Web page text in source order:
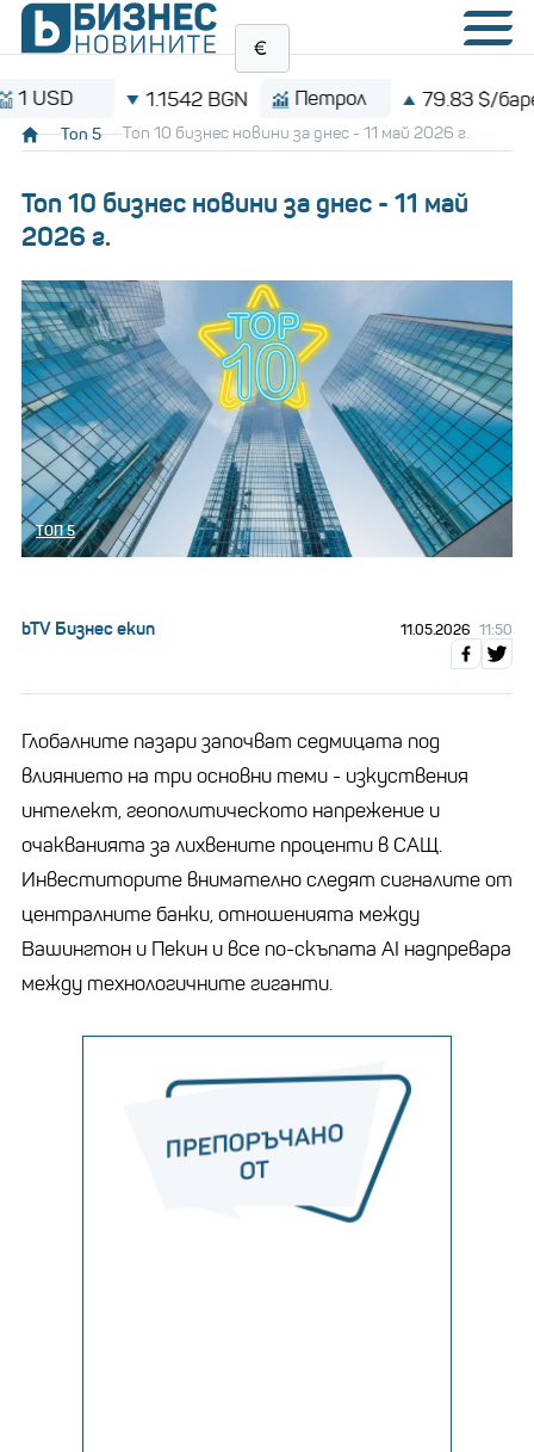
1.1542 BGN Петрол 79.83 $/барел
Топ 5 Топ 10 бизнес новини за днес - 11 май 2026 г.
Топ 10 бизнес новини за днес - 11 май
2026 г.
ТОП 5
bTV Бизнес екип 11.05.2026 11:50
Глобалните пазари започват седмицата под
влиянието на три основни теми - изкуствения
интелект, геополитическото напрежение и
очакванията за лихвените проценти в САЩ.
Инвеститорите внимателно следят сигналите от
централните банки, отношенията между
Вашингтон и Пекин и все по-скъпата AI надпревара
между технологичните гиганти.